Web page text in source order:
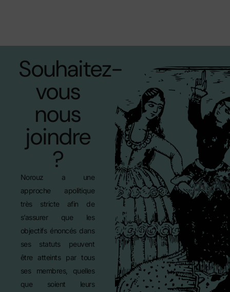
Souhaitez-
vous
nous
joindre
?
Norouz a une
approche apolitique
très stricte afin de
s’assurer que les
objectifs énoncés dans
ses statuts peuvent
être atteints par tous
ses membres, quelles
que soient leurs